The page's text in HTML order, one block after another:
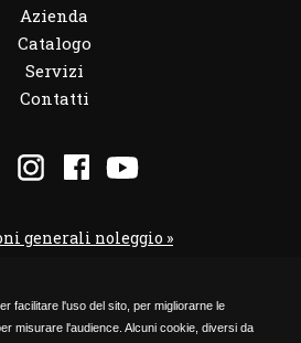
facilitare l'uso del sito, per migliorarne le
misurare l'audience. Alcuni cookie, diversi da
Azienda
Catalogo
Servizi
Contatti
generali noleggio »
codice etico »
Policy »